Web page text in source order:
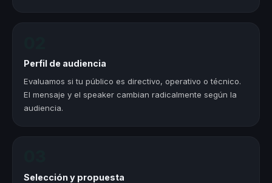
Perfil de audiencia
Evaluamos si tu público es directivo, operativo o técnico.
El mensaje y el speaker cambian radicalmente según la
audiencia.
Selección y propuesta